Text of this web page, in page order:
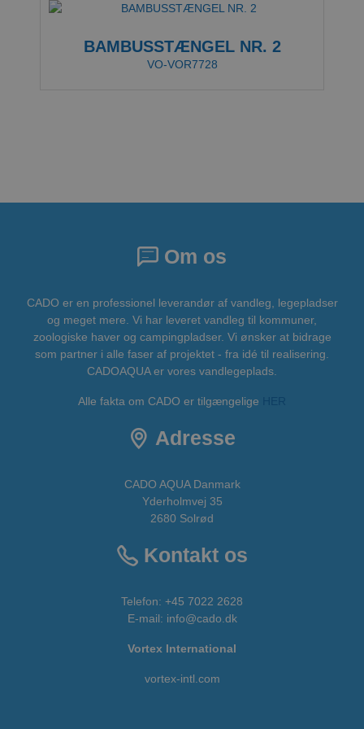
BAMBUSSTÆNGEL NR. 2
VO-VOR7728
Om os
CADO er en professionel leverandør af vandleg, legepladser
og meget mere. Vi har leveret vandleg til kommuner,
zoologiske haver og campingpladser. Vi ønsker at bidrage
som partner i alle faser af projektet - fra idé til realisering.
CADOAQUA er vores vandlegeplads.
Alle fakta om CADO er tilgængelige
Adresse
CADO AQUA Danmark
Yderholmvej 35
2680 Solrød
Kontakt os
Telefon: +45 7022 2628
E-mail: info@cado.dk
Vortex International
vortex-intl.com